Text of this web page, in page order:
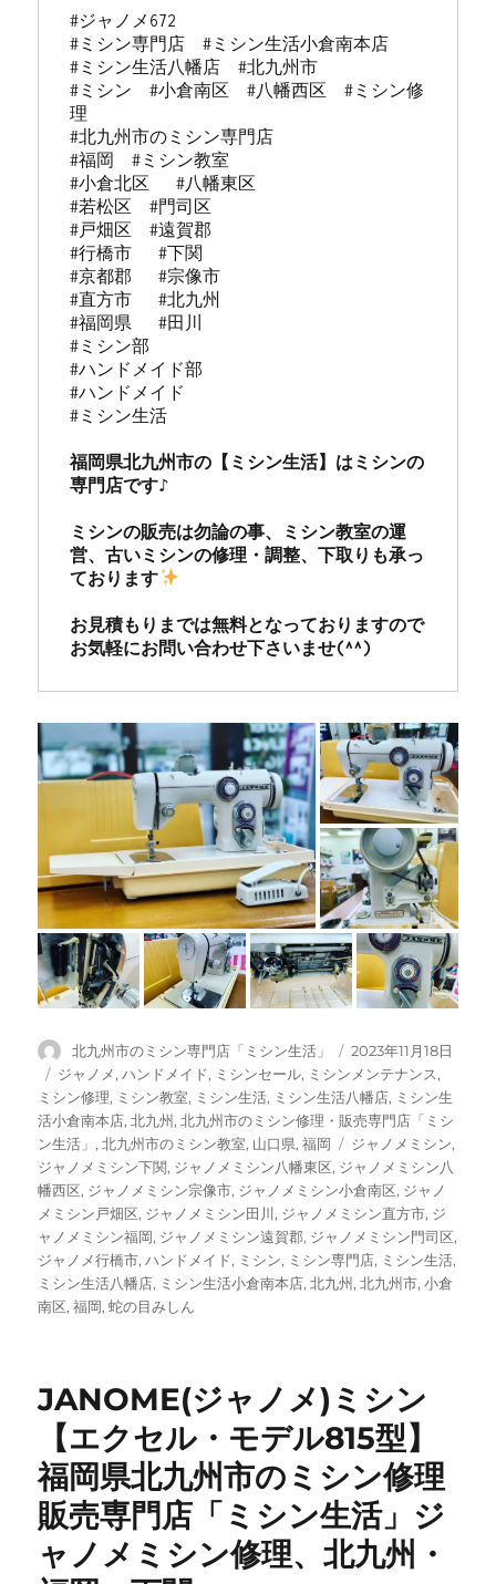
#ジャノメ672
#ミシン専門店  #ミシン生活小倉南本店
#ミシン生活八幡店  #北九州市
#ミシン  #小倉南区  #八幡西区  #ミシン修
理
#北九州市のミシン専門店
#福岡  #ミシン教室
#小倉北区   #八幡東区
#若松区  #門司区
#戸畑区  #遠賀郡
#行橋市   #下関
#京都郡   #宗像市
#直方市   #北九州
#福岡県   #田川
#ミシン部
#ハンドメイド部
#ハンドメイド
#ミシン生活
福岡県北九州市の【ミシン生活】はミシンの
専門店です♪
ミシンの販売は勿論の事、ミシン教室の運
営、古いミシンの修理・調整、下取りも承っ
ております
お見積もりまでは無料となっておりますので
お気軽にお問い合わせ下さいませ(^^)
投
稿
者
北九州市のミシン専門店「ミシン生活」
投
稿
日:
2023年11月18日
カ
テ
ゴ
リ
ー
ジャノメ,ハンドメイド, ミシンセール, ミシンメンテナンス,
ミシン修理, ミシン教室, ミシン生活, ミシン生活八幡店, ミシン生
活小倉南本店,北九州 ,北九州市のミシン修理・販売専門店「ミシ
ン生活」 ,北九州市のミシン教室, 山口県,福岡
タ
グ
ジャノメミシン,
ジャノメミシン下関, ジャノメミシン八幡東区, ジャノメミシン八
幡西区, ジャノメミシン宗像市, ジャノメミシン小倉南区, ジャノ
メミシン戸畑区, ジャノメミシン田川, ジャノメミシン直方市, ジ
ャノメミシン福岡, ジャノメミシン遠賀郡, ジャノメミシン門司区,
ジャノメ行橋市,ハンドメイド, ミシン, ミシン専門店, ミシン生活,
ミシン生活八幡店, ミシン生活小倉南本店,北九州 ,北九州市,小倉
南区,福岡,蛇の目みしん
JANOME(ジャノメ)ミシン
【エクセル・モデル815型】
福岡県北九州市のミシン修理
販売専門店「ミシン生活」ジ
ャノメミシン修理、北九州・